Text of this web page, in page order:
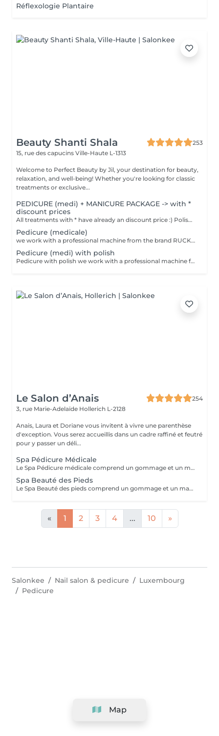
Réflexologie Plantaire
Beauty Shanti Shala
253
15, rue des capucins Ville-Haute L-1313
Welcome to Perfect Beauty by Jil, your destination for beauty,
relaxation, and well-being! Whether you're looking for classic
treatments or exclusive...
PEDICURE (medi) + MANICURE PACKAGE -> with *
discount prices
All treatments with * have already an discount price :) Polish = normal polish, which one you can easily take off with dissolute. Stay 2-4 days for hands, 1 month for feet and take 30min to dry. Semi = we dry it under a LEDlight and should be taken off in the salon (removing is included in the price). Stay -> till 3 weeks for hands, 4-5 weeks for feet and will be dry immediately. Can damage your nails by doing it to offen without a break.
Pedicure (medicale)
we work with a professional machine from the brand RUCK, feetbath, cuting & polishing nails, taking off of the dead skin ( cuting and/or polishing), cleaning from the cuticles, ingrowing nails and corn eye will be treated
Pedicure (medi) with polish
Pedicure with polish we work with a professional machine from the brand RUCK, feetbath, cuting & polishing nails, taking off of the dead skin ( cuting and/or polishing), cleaning from the cuticles, ingrowing nails and corn eye will be treated Polish = normal polish, which one you can easily take off with dissolute. Stay 2-4 days for hands, 1 month for feet and take 30min to dry. Semi = we dry it under a LEDlight and should be taken off in the salon (removing is included in the price). Stay -> till 3 weeks for hands, 4-5 weeks for feet and will be dry immediately. Can damage your nails by doing it to offen without a break
Le Salon d’Anais
254
3, rue Marie-Adelaïde Hollerich L-2128
Anais, Laura et Doriane vous invitent à vivre une parenthèse
d'exception. Vous serez accueillis dans un cadre raffiné et feutré
pour y passer un déli...
Spa Pédicure Médicale
Le Spa Pédicure médicale comprend un gommage et un massage des pieds
Spa Beauté des Pieds
Le Spa Beauté des pieds comprend un gommage et un massage des pieds Retrait du vernis semi permanent offert dans la prestation
« 1 2 3 4 ... 10 »
Map
Salonkee Nail salon & pedicure
Luxembourg
Pedicure